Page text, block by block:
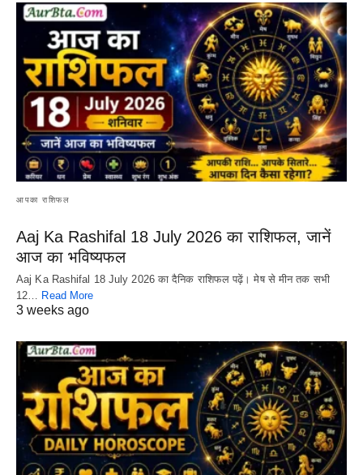
आपका राशिफल
Aaj Ka Rashifal 18 July 2026 का राशिफल, जानें
आज का भविष्यफल
Aaj Ka Rashifal 18 July 2026 का दैनिक राशिफल पढ़ें। मेष से मीन तक सभी
12… Read More
3 weeks ago